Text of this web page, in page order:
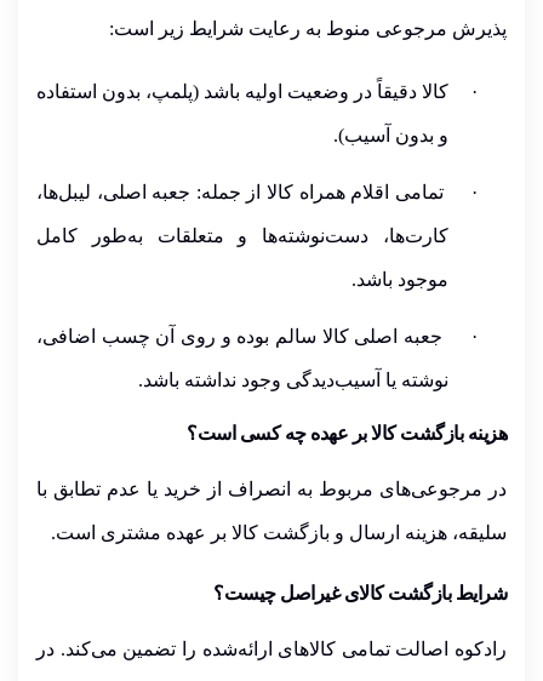
پذیرش مرجوعی منوط به رعایت شرایط زیر است:
· کالا دقیقاً در وضعیت اولیه باشد (پلمپ، بدون استفاده
و بدون آسیب).
· تمامی اقلام همراه کالا از جمله: جعبه اصلی، لیبل‌ها،
کارت‌ها، دست‌نوشته‌ها و متعلقات به‌طور کامل
موجود باشد.
· جعبه اصلی کالا سالم بوده و روی آن چسب اضافی،
نوشته یا آسیب‌دیدگی وجود نداشته باشد.
هزینه بازگشت کالا بر عهده چه کسی است؟
در مرجوعی‌های مربوط به انصراف از خرید یا عدم تطابق با
سلیقه، هزینه ارسال و بازگشت کالا بر عهده مشتری است.
شرایط بازگشت کالای غیراصل چیست؟
رادکوه اصالت تمامی کالاهای ارائه‌شده را تضمین می‌کند. در